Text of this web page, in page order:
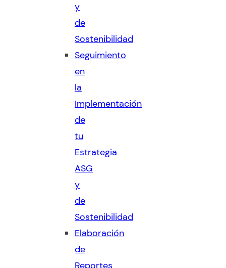
y
de
Sostenibilidad
Seguimiento
en
la
Implementación
de
tu
Estrategia
ASG
y
de
Sostenibilidad
Elaboración
de
Reportes